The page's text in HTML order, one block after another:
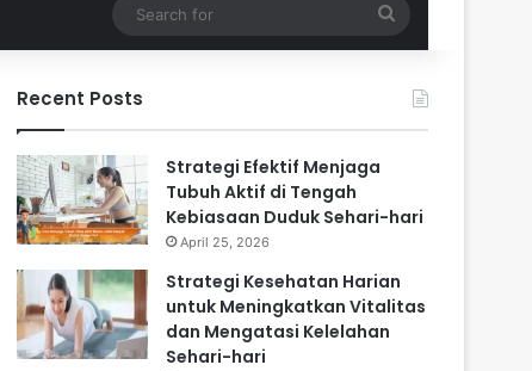
for
Recent Posts
Strategi Efektif Menjaga
Tubuh Aktif di Tengah
Kebiasaan Duduk Sehari-hari
April 25, 2026
Strategi Kesehatan Harian
untuk Meningkatkan Vitalitas
dan Mengatasi Kelelahan
Sehari-hari